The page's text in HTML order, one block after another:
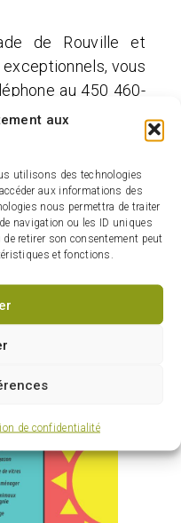
aux
utilisons des technologies
aux informations des
nous permettra de traiter
navigation ou les ID uniques
retirer son consentement peut
et fonctions.
de confidentialité
de Rouville et
vous
au 450 460-
à
Ne tardez pas
vous aider dans